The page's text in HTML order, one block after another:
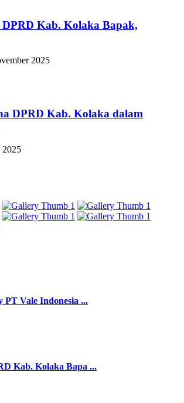
Kab. Kolaka Bapak,
2025
DPRD Kab. Kolaka dalam
2025
PT Vale Indonesia ...
Kab. Kolaka Bapa ...